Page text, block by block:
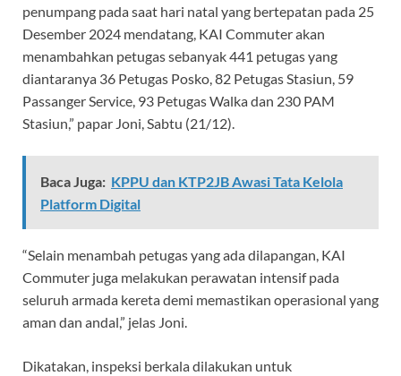
penumpang pada saat hari natal yang bertepatan pada 25
Desember 2024 mendatang, KAI Commuter akan
menambahkan petugas sebanyak 441 petugas yang
diantaranya 36 Petugas Posko, 82 Petugas Stasiun, 59
Passanger Service, 93 Petugas Walka dan 230 PAM
Stasiun,” papar Joni, Sabtu (21/12).
Baca Juga: KPPU dan KTP2JB Awasi Tata Kelola
Platform Digital
“Selain menambah petugas yang ada dilapangan, KAI
Commuter juga melakukan perawatan intensif pada
seluruh armada kereta demi memastikan operasional yang
aman dan andal,” jelas Joni.
Dikatakan, inspeksi berkala dilakukan untuk